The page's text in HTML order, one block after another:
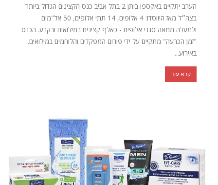
הערב יתקיים באקספו ביתן 2 בתל אביב כנס הקצינים הגדול ביותר
בצה״ל מאז היווסדו: 4 אלופים, 14 תתי אלופים, 50 אל"מים
ולמעלה ממאה סגני אלופים - כאלף קצינים במילואים ובקבע. הכנס
"זמן הכרעה" מתקיים על ידי פורום המפקדים והלוחמים במילואים.
באירוע...
קרא עוד